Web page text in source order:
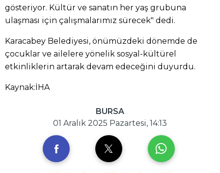
gösteriyor. Kültür ve sanatın her yaş grubuna
ulaşması için çalışmalarımız sürecek" dedi.
Karacabey Belediyesi, önümüzdeki dönemde de
çocuklar ve ailelere yönelik sosyal-kültürel
etkinliklerin artarak devam edeceğini duyurdu.
Kaynak:İHA
BURSA
01 Aralık 2025 Pazartesi, 14:13